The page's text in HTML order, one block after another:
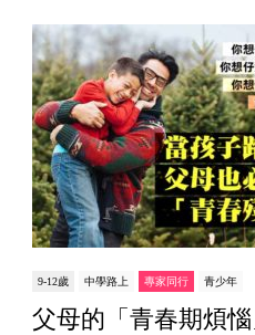
9-12歲 中學路上 專家同行 青少年
父母的「青春期煩